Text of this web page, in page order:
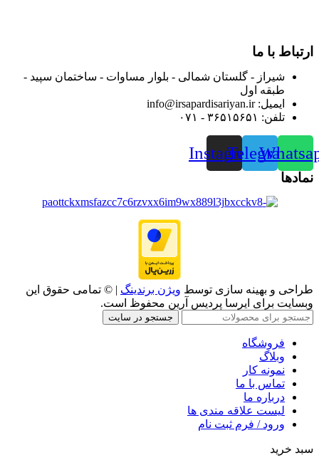
ارتباط با ما
شیراز - گلستان شمالی - بلوار مساوات - ساختمان سپید -
طبقه اول
ایمیل: info@irsapardisariyan.ir
تلفن: ۳۶۵۱۵۶۵۱ - ۰۷۱
Telegram
Instagram
نمادها
طراحی و بهینه سازی توسط ویژن برندینگ | © تمامی حقوق این
وبسایت برای ایرسا پردیس آرین محفوظ است.
جستجو در سایت
فروشگاه
وبلاگ
نمونه کار
تماس با ما
درباره ما
لیست علاقه مندی ها
ورود / فرم ثبت نام
سبد خرید